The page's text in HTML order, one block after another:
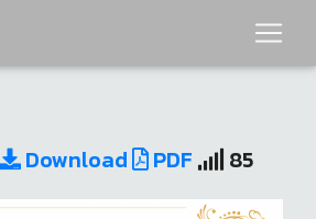
Download PDF 85